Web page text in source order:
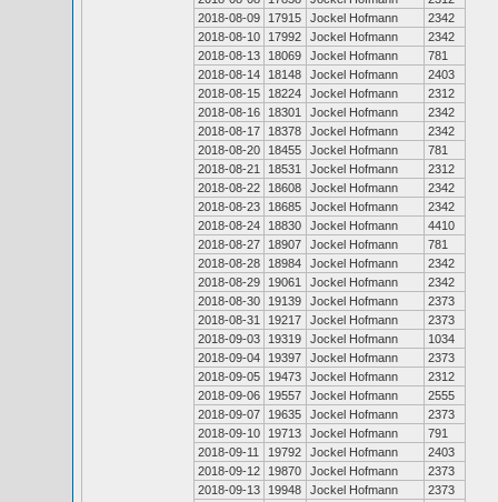
2018-08-09
17915 Jockel Hofmann
2342
2018-08-10
17992 Jockel Hofmann
2342
2018-08-13
18069 Jockel Hofmann
781
2018-08-14
18148 Jockel Hofmann
2403
2018-08-15
18224 Jockel Hofmann
2312
2018-08-16
18301 Jockel Hofmann
2342
2018-08-17
18378 Jockel Hofmann
2342
2018-08-20
18455 Jockel Hofmann
781
2018-08-21
18531 Jockel Hofmann
2312
2018-08-22
18608 Jockel Hofmann
2342
2018-08-23
18685 Jockel Hofmann
2342
2018-08-24
18830 Jockel Hofmann
4410
2018-08-27
18907 Jockel Hofmann
781
2018-08-28
18984 Jockel Hofmann
2342
2018-08-29
19061 Jockel Hofmann
2342
2018-08-30
19139 Jockel Hofmann
2373
2018-08-31
19217 Jockel Hofmann
2373
2018-09-03
19319 Jockel Hofmann
1034
2018-09-04
19397 Jockel Hofmann
2373
2018-09-05
19473 Jockel Hofmann
2312
2018-09-06
19557 Jockel Hofmann
2555
2018-09-07
19635 Jockel Hofmann
2373
2018-09-10
19713 Jockel Hofmann
791
2018-09-11
19792 Jockel Hofmann
2403
2018-09-12
19870 Jockel Hofmann
2373
2018-09-13
19948 Jockel Hofmann
2373